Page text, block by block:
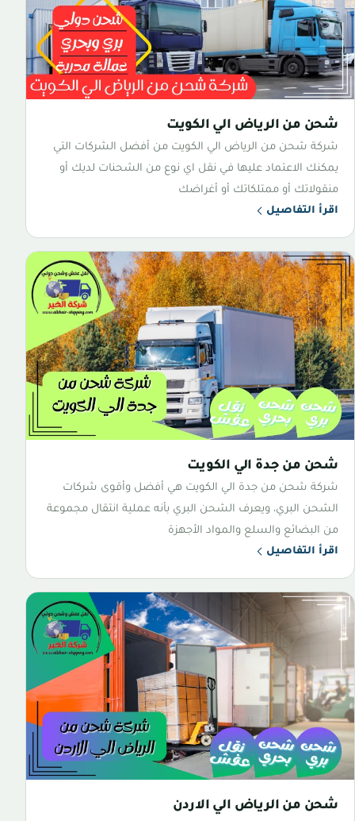
شحن من الرياض الي الكويت
شركة شحن من الرياض الي الكويت من أفضل الشركات التي
يمكنك الاعتماد عليها في نقل اي نوع من الشحنات لديك أو
منقولاتك أو ممتلكاتك أو أغراضك
اقرأ التفاصيل
شحن من جدة الي الكويت
شركة شحن من جدة الي الكويت هي أفضل وأقوى شركات
الشحن البري، ويعرف الشحن البري بأنه عملية انتقال مجموعة
من البضائع والسلع والمواد الأجهزة
اقرأ التفاصيل
شحن من الرياض الي الاردن